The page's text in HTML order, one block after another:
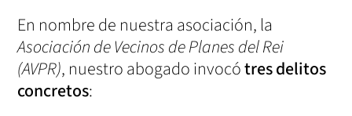
En nombre de nuestra asociación, la
Asociación de Vecinos de Planes del Rei
(AVPR), nuestro abogado invocótres delitos
concretos: